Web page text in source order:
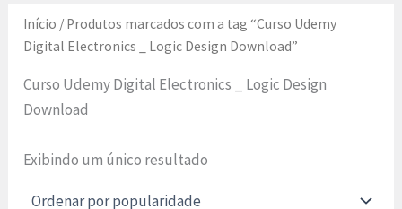
Início / Produtos marcados com a tag “Curso Udemy
Digital Electronics _ Logic Design Download”
Curso Udemy Digital Electronics _ Logic Design
Download
Exibindo um único resultado